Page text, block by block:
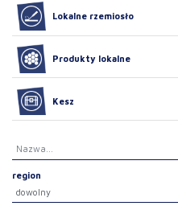
Lokalne rzemiosło
Produkty lokalne
Kesz
region